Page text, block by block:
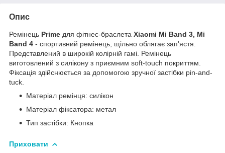
Опис
Ремінець Prime для фітнес-браслета Xiaomi Mi Band 3, Mi
Band 4 - спортивний ремінець, щільно облягає зап'ястя.
Представлений в широкій колірній гамі. Ремінець
виготовлений з силікону з приємним soft-touch покриттям.
Фіксація здійснюється за допомогою зручної застібки pin-and-
tuck.
Матеріал ремінця: силікон
Матеріал фіксатора: метал
Тип застібки: Кнопка
Приховати